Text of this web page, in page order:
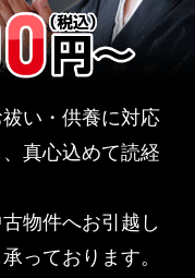
い・供養に対応
真心込めて読経
物件へお引越し
っております。